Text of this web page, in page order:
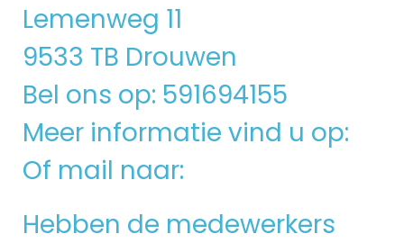
Lemenweg 11
9533 TB Drouwen
Bel ons op: 591694155
Meer informatie vind u op:
Of mail naar:
Hebben de medewerkers